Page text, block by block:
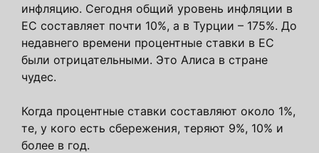
инфляцию. Сегодня общий уровень инфляции в
ЕС составляет почти 10%, а в Турции – 175%. До
недавнего времени процентные ставки в ЕС
были отрицательными. Это Алиса в стране
чудес.
Когда процентные ставки составляют около 1%,
те, у кого есть сбережения, теряют 9%, 10% и
более в год.